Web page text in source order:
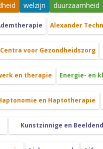
welzijn duurzaamheid
Alexander
Centra voor Gezondheidszorg
en therapie Energie- en
en Haptotherapie
Kunstzinnige en